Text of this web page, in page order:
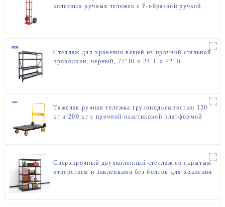
колесных ручных тележек с P-образной ручкой
Стеллаж для хранения вещей из прочной стальной
проволоки, черный, 77″Ш x 24″Г x 72″В
Тяжелая ручная тележка грузоподъемностью 150
кг и 200 кг с прочной пластиковой платформой
Сверхпрочный двухколонный стеллаж со скрытым
отверстием и заклепками без болтов для хранения